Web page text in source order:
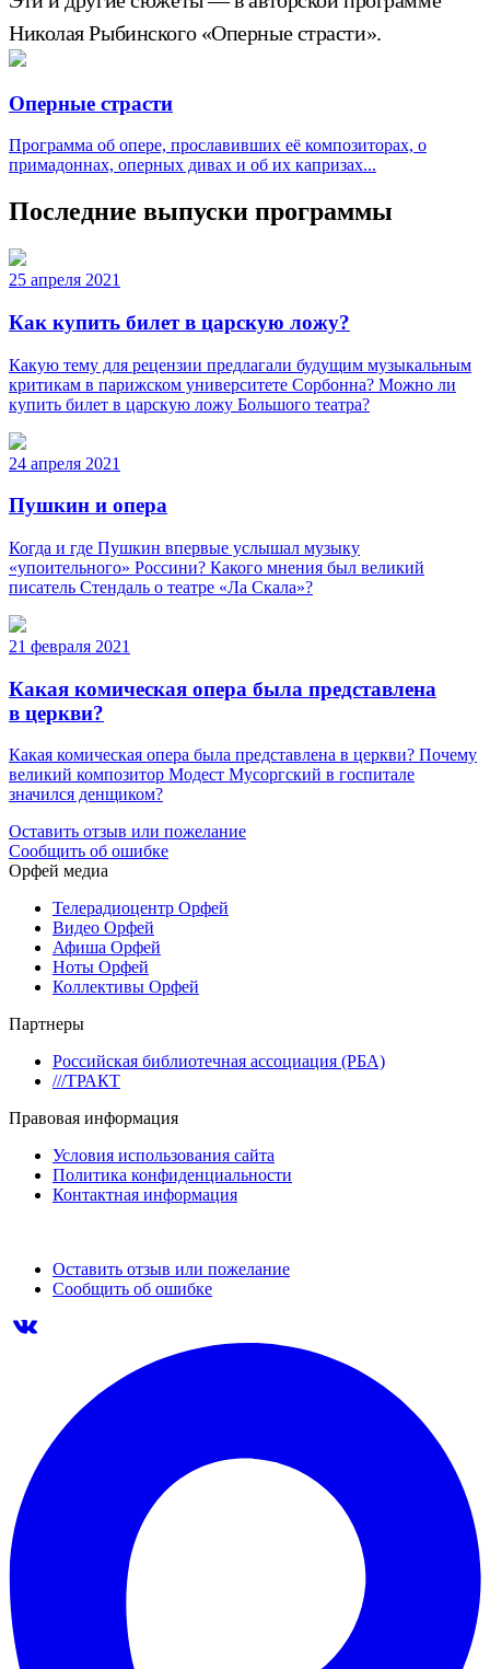
Николая Рыбинского «Оперные страсти».
Оперные страсти
Программа об опере, прославивших её композиторах, о
примадоннах, оперных дивах и об их капризах...
Последние выпуски программы
25 апреля 2021
Как купить билет в царскую ложу?
Какую тему для рецензии предлагали будущим музыкальным
критикам в парижском университете Сорбонна? Можно ли
купить билет в царскую ложу Большого театра?
24 апреля 2021
Пушкин и опера
Когда и где Пушкин впервые услышал музыку
«упоительного» Россини? Какого мнения был великий
писатель Стендаль о театре «Ла Скала»?
21 февраля 2021
Какая комическая опера была представлена
в церкви?
Какая комическая опера была представлена в церкви? Почему
великий композитор Модест Мусоргский в госпитале
значился денщиком?
Оставить отзыв или пожелание
Сообщить об ошибке
Орфей медиа
Телерадиоцентр Орфей
Видео Орфей
Афиша Орфей
Ноты Орфей
Коллективы Орфей
Партнеры
Российская библиотечная ассоциация (РБА)
///ТРАКТ
Правовая информация
Условия использования сайта
Политика конфиденциальности
Контактная информация
Оставить отзыв или пожелание
Сообщить об ошибке